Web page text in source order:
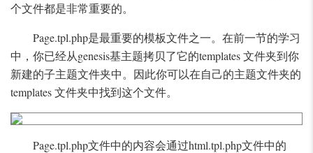
个文件都是非常重要的。
Page.tpl.php是最重要的模板文件之一。在前一节的学习
中，你已经从genesis基主题拷贝了它的templates 文件夹到你
新建的子主题文件夹中。因此你可以在自己的主题文件夹的
templates 文件夹中找到这个文件。
Page.tpl.php文件中的内容会通过html.tpl.php文件中的